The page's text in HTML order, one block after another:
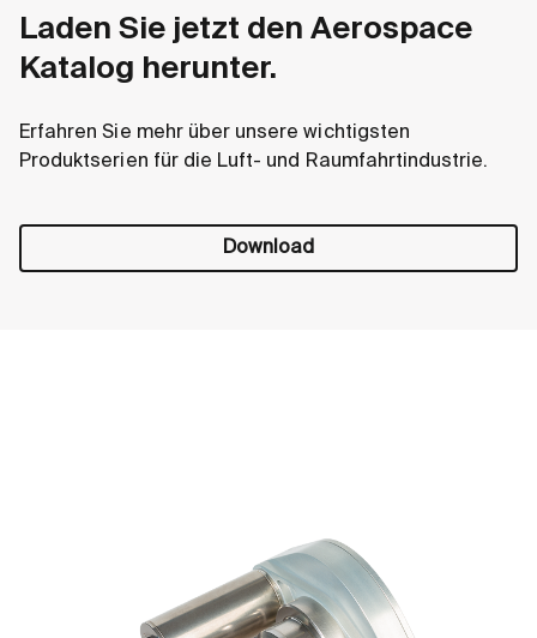
DCX Aero
bürstenbehafteter Motor
In verschiedenen Grössen
Im Einsatz auf dem Mars
Laden Sie jetzt den Aerospace
Katalog herunter.
Erfahren Sie mehr über unsere wichtigsten
Produktserien für die Luft- und Raumfahrtindustrie.
Download